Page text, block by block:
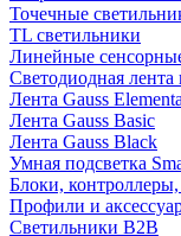
Точечные
TL светильники
Линейные
Светодиодная
Лента Gauss
Лента Gauss Basic
Лента Gauss Black
Умная подсветка
Блоки,
Профили и
Светильники B2B